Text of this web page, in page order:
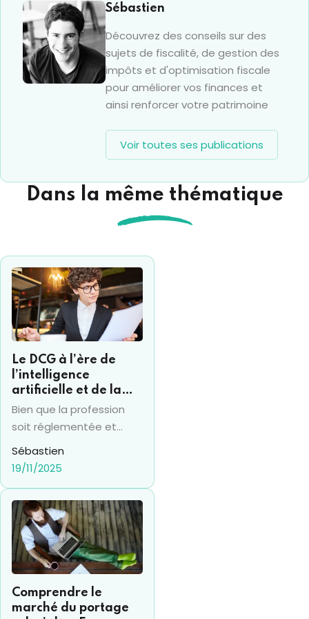
Sébastien
Découvrez des conseils sur des
sujets de fiscalité, de gestion des
impôts et d'optimisation fiscale
pour améliorer vos finances et
ainsi renforcer votre patrimoine
Voir toutes ses publications
Dans la même thématique
Le DCG à l’ère de
l’intelligence
artificielle et de la
RSE : ce que change
le nouvel arrêté 2025
Bien que la profession
soit réglementée et
qu’elle traîne une image
vieillissante et rigide, le
rapidement et ne peut
faire l’impasse de la
digitalisation, de
l’intelligence artificielle et
croissantes en matière
Sébastien
19/11/2025
Comprendre le
marché du portage